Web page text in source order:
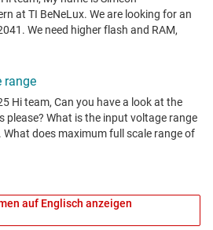
auf Englisch anzeigen